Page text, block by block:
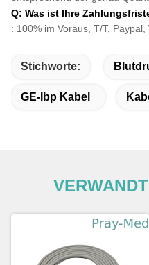
Q: Was ist Ihre
: 100% im Voraus, T/T,
Stichworte:
GE-Ibp Kabel